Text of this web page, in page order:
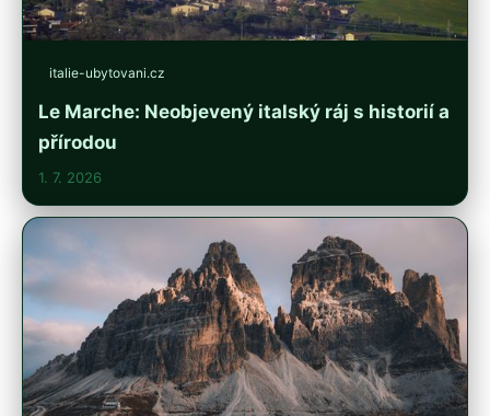
italie-ubytovani.cz
Le Marche: Neobjevený italský ráj s historií a
přírodou
1. 7. 2026